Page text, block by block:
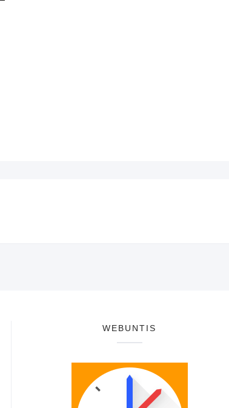
WEBUNTIS